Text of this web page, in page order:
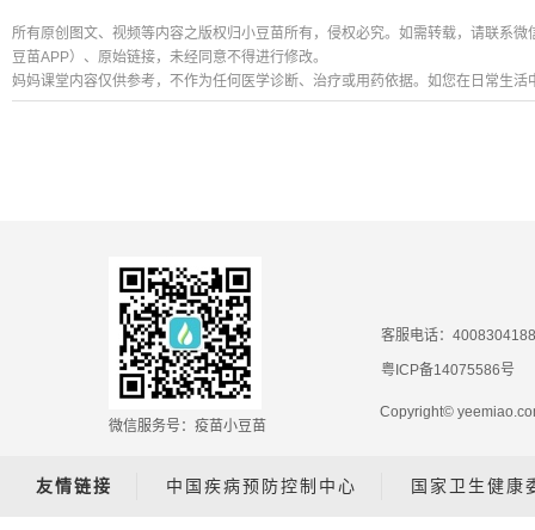
所有原创图文、视频等内容之版权归小豆苗所有，侵权必究。如需转载，请联系
豆苗APP）、原始链接，未经同意不得进行修改。
妈妈课堂内容仅供参考，不作为任何医学诊断、治疗或用药依据。如您在日常生
微信服务号：疫苗小豆苗
客服电话：4008304188
粤ICP备14075586号
Copyright©
友情链接 中国疾病预防控制中心 国家卫生健康